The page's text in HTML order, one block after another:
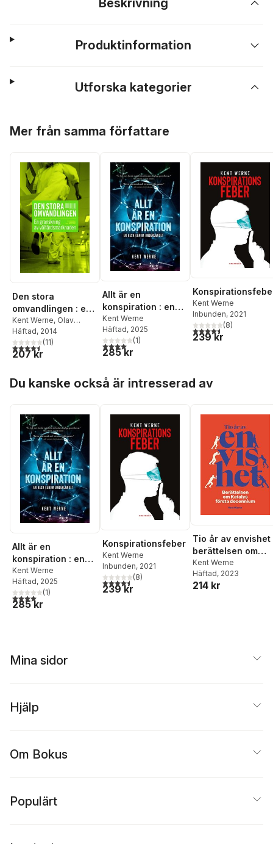
Beskrivning
Produktinformation
Utforska kategorier
Mer från samma författare
Den stora
omvandlingen : en
granskning av
välfärdsmarknaden
Kent Werne, Olav
Fumarola Unsgaard
Malin Beeck
Esmailian
Häftad, 2014
4,5utav 5 stjärnor. Totalt antal röster:
(11)
207 kr
Allt är en
konspiration : en
resa genom
underlandet
Kent Werne
Häftad, 2025
4,0utav 5 stjärnor. Totalt antal röster:
(1)
285 kr
Kent Werne
Inbunden, 2021
4,5utav 5 stjärnor.
(8)
239 kr
Du kanske också är intresserad av
Allt är en
konspiration : en
resa genom
underlandet
Kent Werne
Häftad, 2025
4,0utav 5 stjärnor. Totalt antal röster:
(1)
285 kr
Konspirationsfeber
Kent Werne
Inbunden, 2021
4,5utav 5 stjärnor. Totalt antal röster:
(8)
239 kr
Tio år av envishet
berättelsen om
Katalys första
decennium
Kent Werne
Häftad, 2023
214 kr
Mina sidor
Hjälp
Om Bokus
Populärt